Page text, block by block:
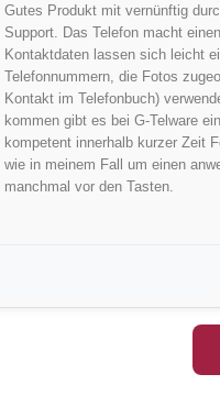
Gutes Produkt mit vernünftig
Support. Das Telefon macht
Kontaktdaten lassen sich leicht
Telefonnummern, die Fotos
Kontakt im Telefonbuch)
kommen gibt es bei G-Telware
kompetent innerhalb kurzer Zeit
wie in meinem Fall um einen
manchmal vor den Tasten.